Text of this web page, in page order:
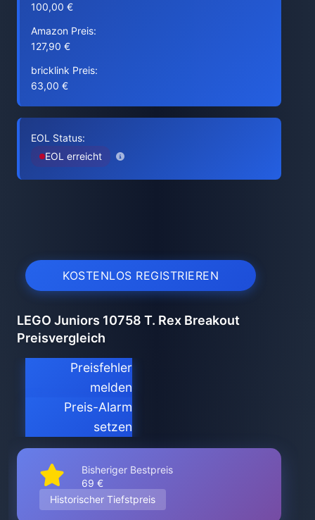
100,00 €
Amazon Preis:
127,90 €
bricklink Preis:
63,00 €
EOL Status:
EOL erreicht
KOSTENLOS REGISTRIEREN
LEGO Juniors 10758 T. Rex Breakout
Preisvergleich
Preisfehler
melden
Preis-Alarm
setzen
Bisheriger Bestpreis
69 €
Historischer Tiefstpreis